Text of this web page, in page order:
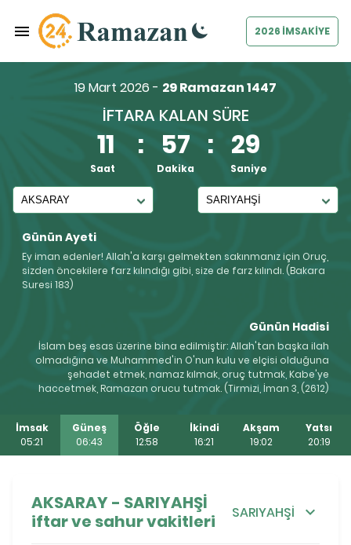
2026 İMSAKİYE
Günün Ayeti
Ey iman edenler! Allah'a karşı gelmekten sakınmanız için Oruç,
sizden öncekilere farz kılındığı gibi, size de farz kılındı. (Bakara
Suresi 183)
19 Mart 2026 - 29 Ramazan 1447
İFTARA KALAN SÜRE
11 : 57 : 28
Saat Dakika Saniye
Günün Hadisi
İslam beş esas üzerine bina edilmiştir: Allah'tan başka ilah
olmadığına ve Muhammed'in O'nun kulu ve elçisi olduğuna
şehadet etmek, namaz kılmak, oruç tutmak, Kabe'ye
haccetmek, Ramazan orucu tutmak. (Tirmizi, İman 3, (2612)
İmsak
05:21
Güneş
06:43
Öğle
12:58
İkindi
16:21
Akşam
19:02
Yatsı
20:19
AKSARAY - SARIYAHŞİ
iftar ve sahur vakitleri
SARIYAHŞİ